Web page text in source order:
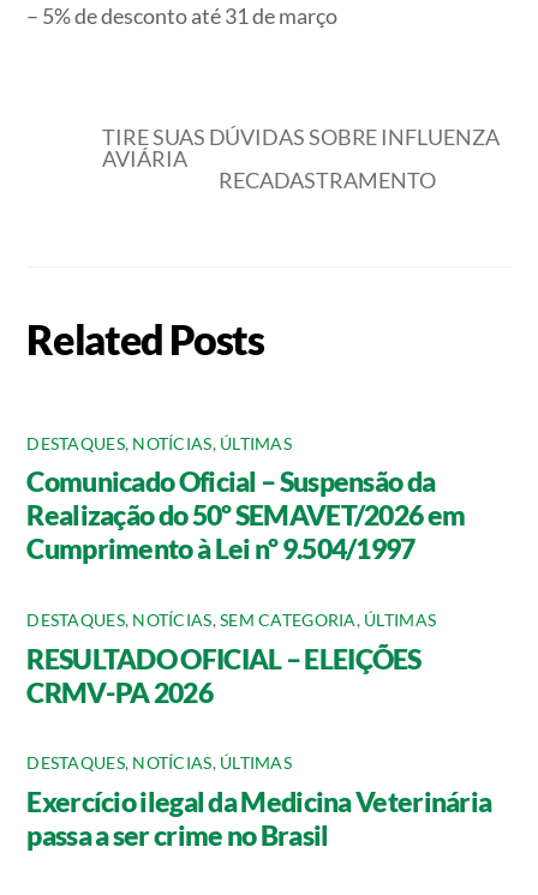
– 5% de desconto até 31 de março
TIRE SUAS DÚVIDAS SOBRE INFLUENZA
AVIÁRIA
RECADASTRAMENTO
Related Posts
DESTAQUES, NOTÍCIAS, ÚLTIMAS
Comunicado Oficial – Suspensão da
Realização do 50º SEMAVET/2026 em
Cumprimento à Lei nº 9.504/1997
DESTAQUES, NOTÍCIAS,SEM CATEGORIA, ÚLTIMAS
RESULTADO OFICIAL – ELEIÇÕES
CRMV-PA 2026
DESTAQUES, NOTÍCIAS, ÚLTIMAS
Exercício ilegal da Medicina Veterinária
passa a ser crime no Brasil